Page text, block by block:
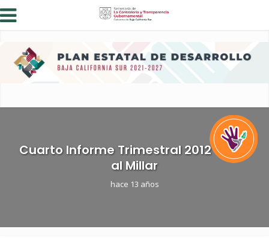
Cuarto Informe Trimestral 2012 Cinco
al Millar
hace 13 años